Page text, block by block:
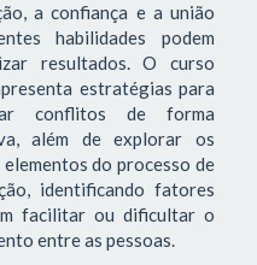
a confiança e a união
habilidades podem
resultados. O curso
estratégias para
conflitos de forma
além de explorar os
do processo de
identificando fatores
facilitar ou dificultar o
entre as pessoas.